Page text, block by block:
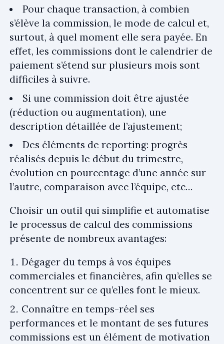
Pour chaque transaction, à combien
s’élève la commission, le mode de calcul et,
surtout, à quel moment elle sera payée. En
effet, les commissions dont le calendrier de
paiement s’étend sur plusieurs mois sont
difficiles à suivre.
Si une commission doit être ajustée
(réduction ou augmentation), une
description détaillée de l’ajustement;
Des éléments de reporting: progrès
réalisés depuis le début du trimestre,
évolution en pourcentage d’une année sur
l’autre, comparaison avec l’équipe, etc…
Choisir un outil qui simplifie et automatise
le processus de calcul des commissions
présente de nombreux avantages:
Dégager du temps à vos équipes
commerciales et financières, afin qu’elles se
concentrent sur ce qu’elles font le mieux.
Connaître en temps-réel ses
performances et le montant de ses futures
commissions est un élément de motivation